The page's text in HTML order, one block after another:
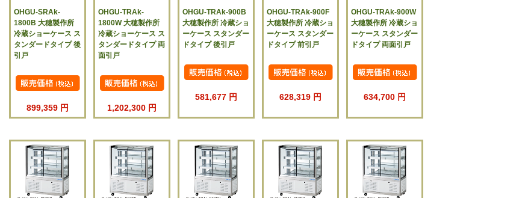
OHGU-SRAk-
1800B 大穂製作所
冷蔵ショーケース ス
タンダードタイプ 後
引戸
899,359 円
OHGU-TRAk-
1800W 大穂製作所
冷蔵ショーケース ス
タンダードタイプ 両
面引戸
1,202,300 円
OHGU-TRAk-900B
大穂製作所 冷蔵ショ
ーケース スタンダー
ドタイプ 後引戸
581,677 円
OHGU-TRAk-900F
大穂製作所 冷蔵ショ
ーケース スタンダー
ドタイプ 前引戸
628,319 円
OHGU-TRAk-900W
大穂製作所 冷蔵ショ
ーケース スタンダー
ドタイプ 両面引戸
634,700 円